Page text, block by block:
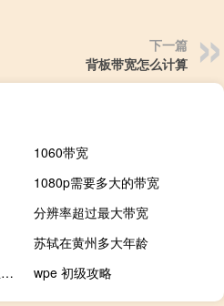
下一篇
背板带宽怎么计算
1060带宽
1080p需要多大的带宽
分辨率超过最大带宽
苏轼在黄州多大年龄
生化危机5致命错误在哪（生化危机5致命错误）
wpe 初级攻略